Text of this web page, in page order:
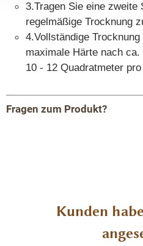
3.Tragen Sie eine zweite
regelmäßige Trocknung
4.Vollständige
maximale Härte nach
10 - 12 Quadratmeter
Fragen zum Produkt?
verstärkt mit Harzen, für die
jeder rauen Holzoberfläche.
Produktgalerie
Kunden